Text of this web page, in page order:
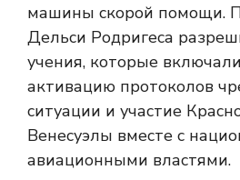
машины скорой помощи.
Дельси Родригеса
учения, которые
активацию протоколов
ситуации и участие
Венесуэлы вместе с
авиационными властями.